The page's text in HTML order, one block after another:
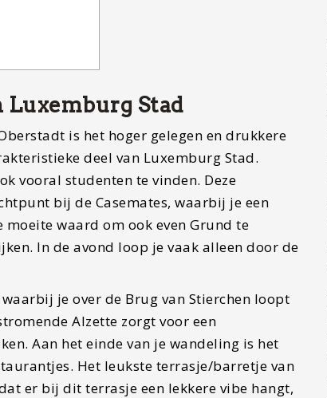
Luxemburg Stad
is het hoger gelegen en drukkere
deel van Luxemburg Stad.
vooral studenten te vinden. Deze
bij de Casemates, waarbij je een
waard om ook even Grund te
In de avond loop je vaak alleen door de
je over de Brug van Stierchen loopt
Alzette zorgt voor een
Aan het einde van je wandeling is het
Het leukste terrasje/barretje van
er bij dit terrasje een lekkere vibe hangt,